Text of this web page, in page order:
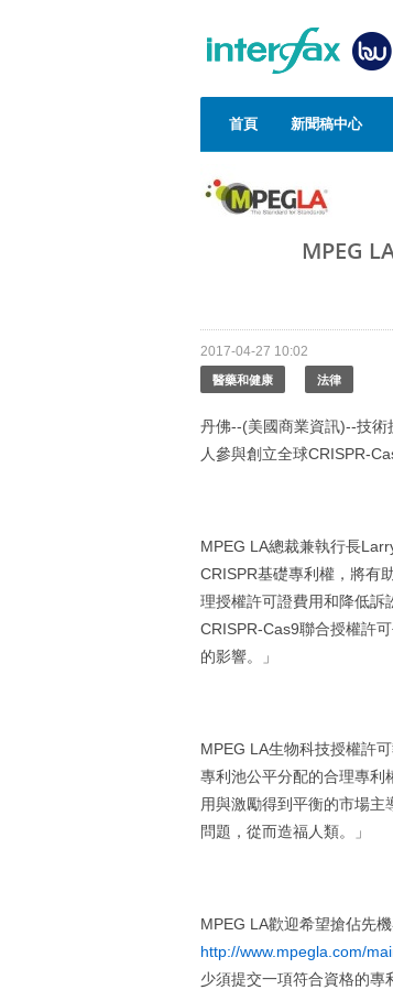
首頁 新聞稿中心
MPEG
2017-04-27 10:02
醫藥和健康 法律
丹佛--(美國商業資訊)--技術
人參與創立全球CRISPR-
MPEG LA總裁兼執行長
CRISPR基礎專利權，將有
理授權許可證費用和降低訴
CRISPR-Cas9聯合授權許
的影響。」
MPEG LA生物科技授權許
專利池公平分配的合理專利
用與激勵得到平衡的市場
問題，從而造福人類。」
MPEG LA歡迎希望搶佔先
http://www.mpegla.com/
少須提交一項符合資格的